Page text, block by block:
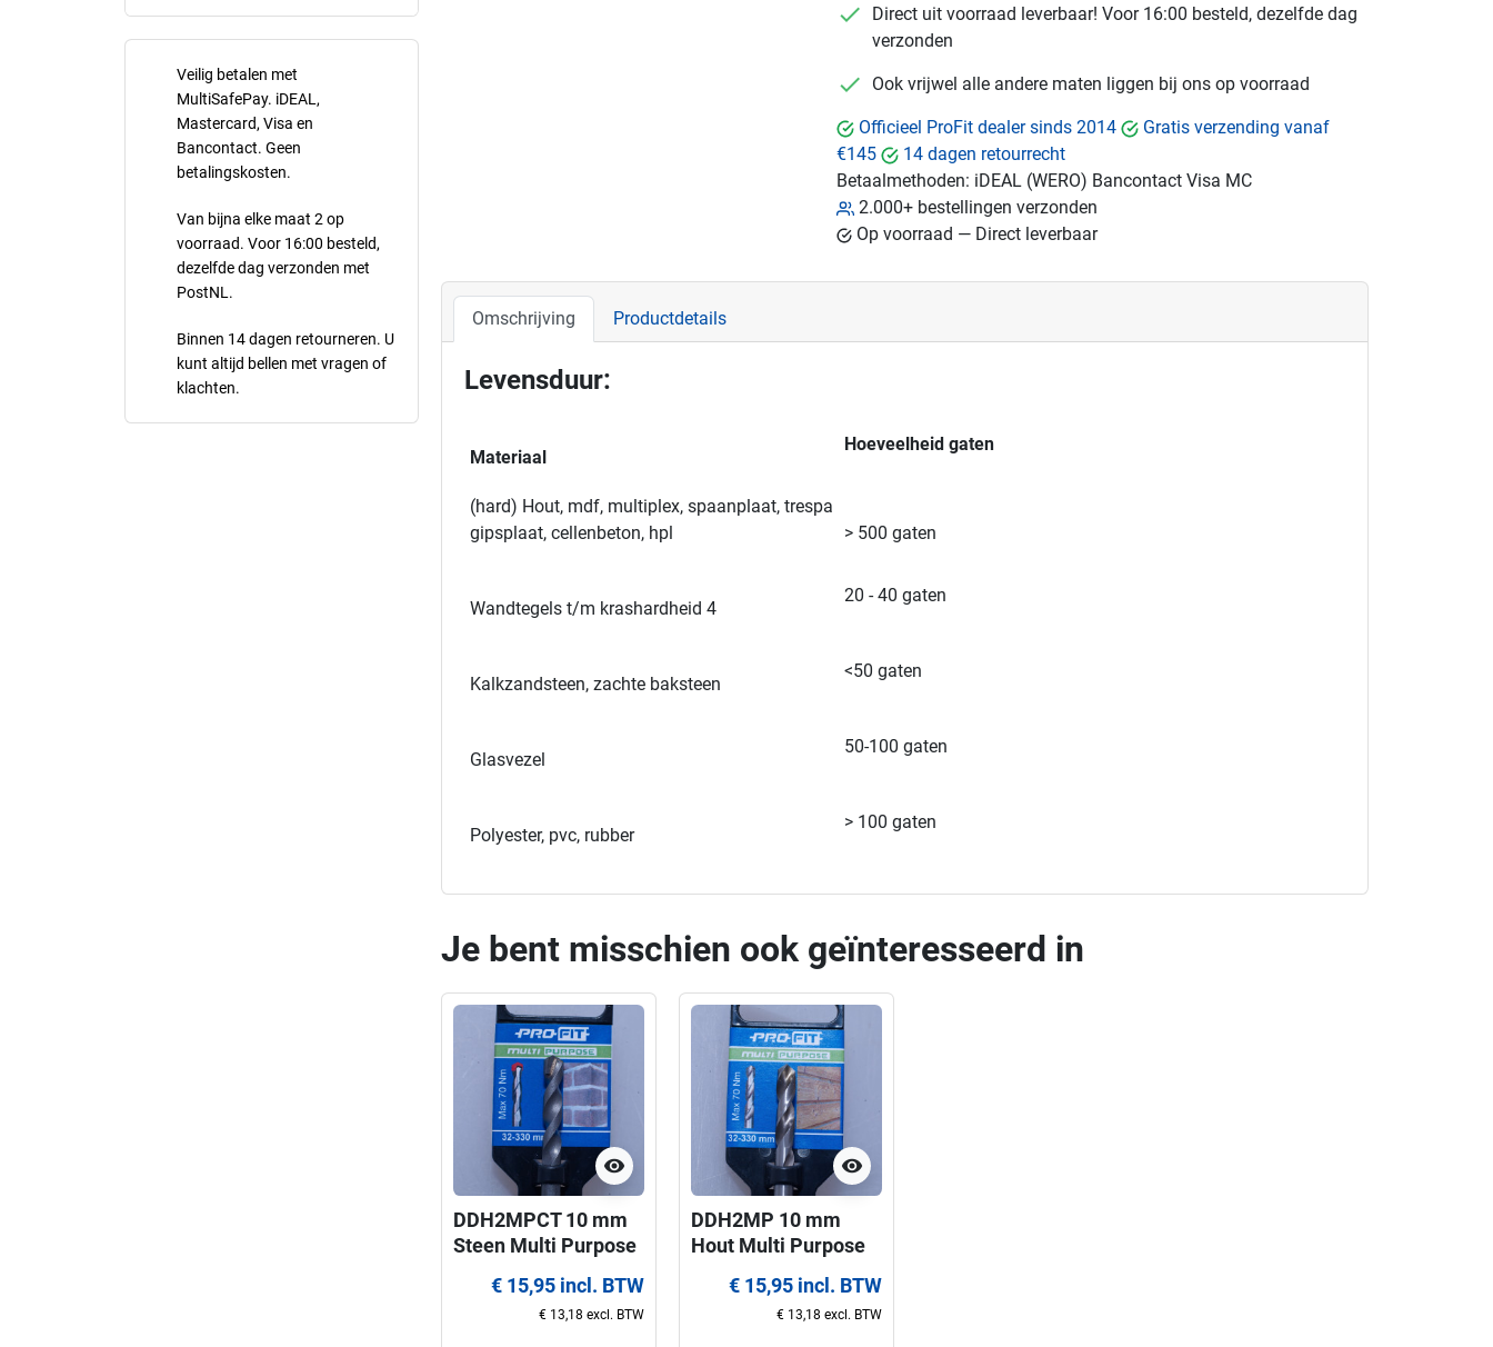
Veilig betalen met
MultiSafePay. iDEAL,
Mastercard, Visa en
Bancontact. Geen
betalingskosten.
Van bijna elke maat 2 op
voorraad. Voor 16:00 besteld,
dezelfde dag verzonden met
PostNL.
Binnen 14 dagen retourneren. U
kunt altijd bellen met vragen of
klachten.
checkmark
Direct uit voorraad leverbaar! Voor 16:00 besteld, dezelfde dag
verzonden
checkmark
Ook vrijwel alle andere maten liggen bij ons op voorraad
Officieel ProFit dealer sinds 2014
Gratis verzending vanaf
€145
14 dagen retourrecht
Betaalmethoden: iDEAL (WERO) Bancontact Visa MC
2.000+ bestellingen verzonden
Op voorraad — Direct leverbaar
Omschrijving Productdetails
Levensduur:
Materiaal
Hoeveelheid gaten
(hard) Hout, mdf, multiplex, spaanplaat, trespa
gipsplaat, cellenbeton, hpl
> 500 gaten
Wandtegels t/m krashardheid 4
20 - 40 gaten
Kalkzandsteen, zachte baksteen
<50 gaten
Glasvezel
50-100 gaten
Polyester, pvc, rubber
> 100 gaten
Je bent misschien ook geïnteresseerd in
visibility
DDH2MPCT 10 mm
Steen Multi Purpose
voor gatzagen 32-
€ 15,95 incl. BTW
€ 13,18 excl. BTW
visibility
DDH2MP 10 mm
Hout Multi Purpose
voor gatzagen 32-
€ 15,95 incl. BTW
€ 13,18 excl. BTW